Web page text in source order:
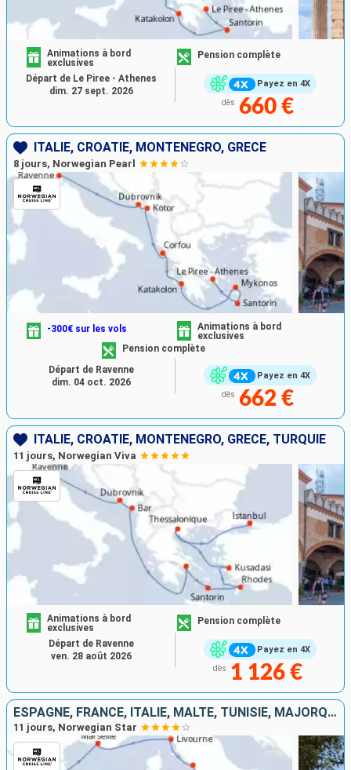
Payez en 4X
Animations à bord
exclusives
Pension complète
dès 660 €
Départ de Le Piree - Athenes
dim. 27 sept. 2026
ITALIE, CROATIE, MONTÉNÉGRO, GRÈCE
8 jours, Norwegian Pearl
Payez en 4X
-300€ sur les vols
Animations à bord
exclusives
Pension complète
dès 662 €
Départ de Ravenne
dim. 04 oct. 2026
ITALIE, CROATIE, MONTÉNÉGRO, GRÈCE, TURQUIE
11 jours, Norwegian Viva
Payez en 4X
Animations à bord
exclusives
Pension complète
dès 1 126 €
Départ de Ravenne
ven. 28 août 2026
ESPAGNE, FRANCE, ITALIE, MALTE, TUNISIE, MAJORQUE
11 jours, Norwegian Star